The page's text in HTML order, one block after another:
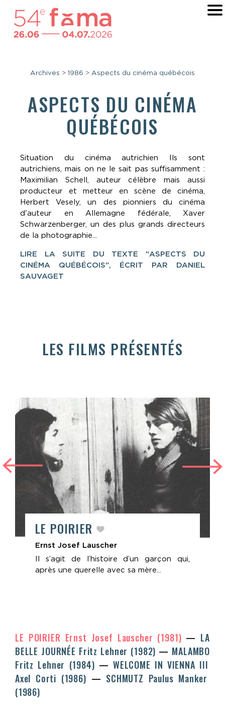
Archives > 1986 > Aspects du cinéma québécois
ASPECTS DU CINÉMA
QUÉBÉCOIS
Situation du cinéma autrichien Ils sont
autrichiens, mais on ne le sait pas suffisamment :
Maximilian Schell, auteur célèbre mais aussi
producteur et metteur en scène de cinéma,
Herbert Vesely, un des pionniers du cinéma
d'auteur en Allemagne fédérale, Xaver
Schwarzenberger, un des plus grands directeurs
de la photographie...
LIRE LA SUITE DU TEXTE "ASPECTS DU
CINÉMA QUÉBÉCOIS", ÉCRIT PAR DANIEL
SAUVAGET
LES FILMS PRÉSENTÉS
LE POIRIER
Ernst Josef Lauscher
Il s’agit de l’histoire d’un garçon qui,
après une querelle avec sa mère...
LE POIRIER Ernst Josef Lauscher (1981)
LA
BELLE JOURNÉE Fritz Lehner (1982)
MALAMBO
Fritz Lehner (1984)
WELCOME IN VIENNA III
Axel Corti (1986) SCHMUTZ Paulus Manker
(1986)